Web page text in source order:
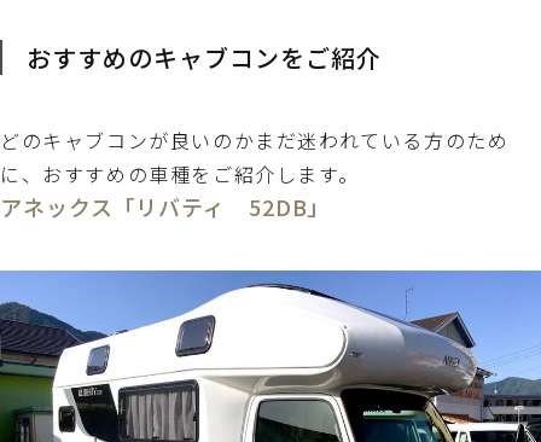
おすすめのキャブコンをご紹介
どのキャブコンが良いのかまだ迷われている方のため
に、おすすめの車種をご紹介します。
アネックス「リバティ 52DB」